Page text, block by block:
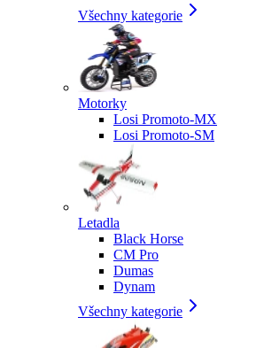
Všechny kategorie
Motorky
Losi Promoto-MX
Losi Promoto-SM
Letadla
Black Horse
CM Pro
Dumas
Dynam
Všechny kategorie